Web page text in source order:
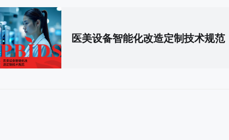
医美设备智能化改造定制技术规范